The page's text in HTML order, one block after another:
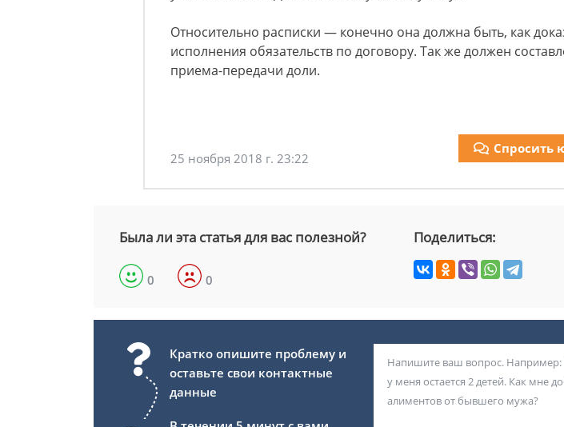
Относительно расписки — конечно она должна быть, как
исполнения обязательств по договору. Так же должен
приема-передачи доли.
25 ноября 2018 г. 23:22
Спросить
Была ли эта статья для вас полезной?
0 0
Поделиться:
Кратко опишите проблему и
оставьте свои контактные
данные